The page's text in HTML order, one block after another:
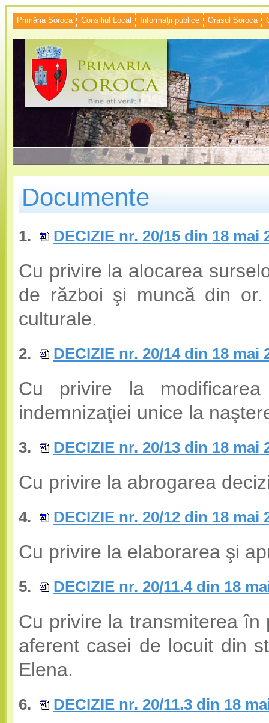
Primăria Soroca Consiliul Local Informaţii publice Orasul Soroca
Documente
1. DECIZIE nr. 20/15 din 18 mai
Cu privire la alocarea
de război şi muncă din or.
culturale.
2. DECIZIE nr. 20/14 din 18 mai
Cu privire la
indemnizaţiei unice la
3. DECIZIE nr. 20/13 din 18 mai
Cu privire la abrogarea
4. DECIZIE nr. 20/12 din 18 mai
Cu privire la elaborarea şi
5. DECIZIE nr. 20/11.4 din 18
Cu privire la transmiterea
aferent casei de locuit din
Elena.
6. DECIZIE nr. 20/11.3 din 18